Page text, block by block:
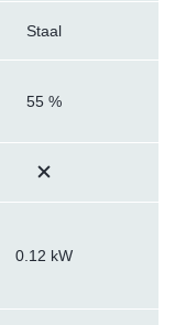
Staal
55 %
0.12 kW